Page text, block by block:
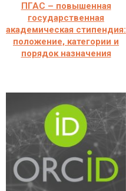
ПГАС – повышенная
государственная
академическая стипендия:
положение, категории и
порядок назначения